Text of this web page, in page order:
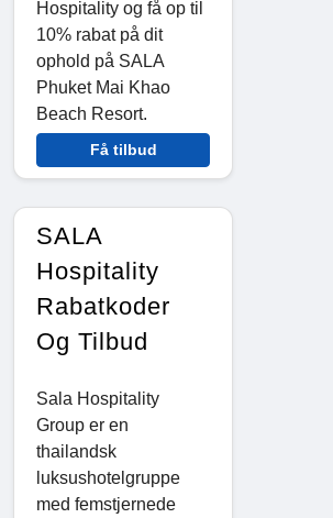
Hospitality og få op til
10% rabat på dit
ophold på SALA
Phuket Mai Khao
Beach Resort.
Få tilbud
SALA
Hospitality
Rabatkoder
Og Tilbud
Sala Hospitality
Group er en
thailandsk
luksushotelgruppe
med femstjernede